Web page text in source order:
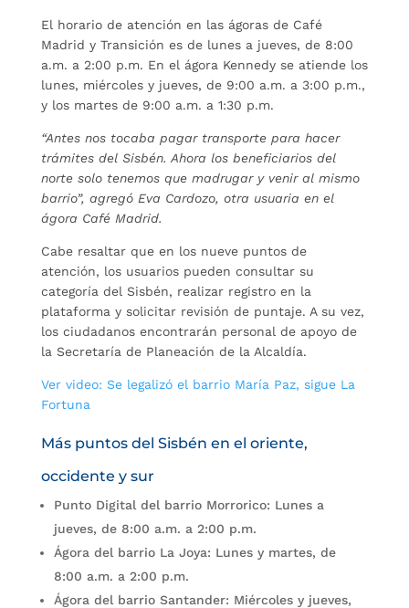
El horario de atención en las ágoras de Café
Madrid y Transición es de lunes a jueves, de 8:00
a.m. a 2:00 p.m. En el ágora Kennedy se atiende los
lunes, miércoles y jueves, de 9:00 a.m. a 3:00 p.m.,
y los martes de 9:00 a.m. a 1:30 p.m.
“Antes nos tocaba pagar transporte para hacer
trámites del Sisbén. Ahora los beneficiarios del
norte solo tenemos que madrugar y venir al mismo
barrio”, agregó Eva Cardozo, otra usuaria en el
ágora Café Madrid.
Cabe resaltar que en los nueve puntos de
atención, los usuarios pueden consultar su
categoría del Sisbén, realizar registro en la
plataforma y solicitar revisión de puntaje. A su vez,
los ciudadanos encontrarán personal de apoyo de
la Secretaría de Planeación de la Alcaldía.
Ver video: Se legalizó el barrio María Paz, sigue La
Fortuna
Más puntos del Sisbén en el oriente,
occidente y sur
Punto Digital del barrio Morrorico: Lunes a
jueves, de 8:00 a.m. a 2:00 p.m.
Ágora del barrio La Joya: Lunes y martes, de
8:00 a.m. a 2:00 p.m.
Ágora del barrio Santander: Miércoles y jueves,